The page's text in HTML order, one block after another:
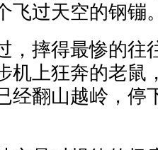
飞过天空的钢镚
，摔得最惨的往
机上狂奔的老鼠
经翻山越岭，停